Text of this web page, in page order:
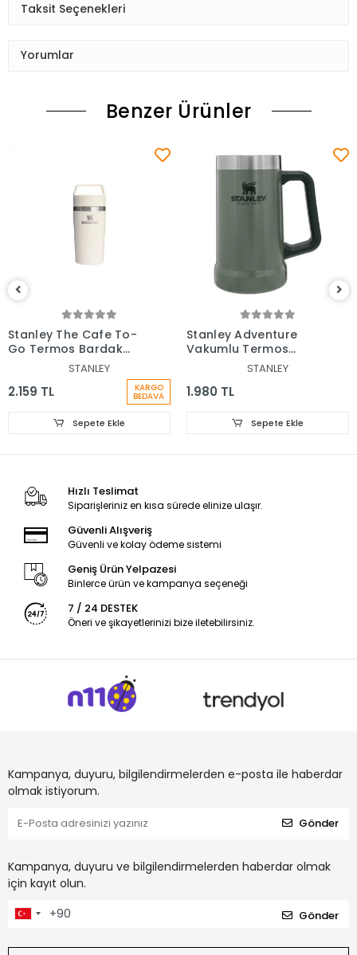
Taksit Seçenekleri
Yorumlar
Benzer Ürünler
Stanley The Cafe To-
Go Termos Bardak
STANLEY
2.159 TL KARGO
BEDAVA
Sepete Ekle
Stanley Adventure
Vakumlu Termos
Bardak 0.70 Lt
STANLEY
1.980 TL
Sepete Ekle
Hızlı Teslimat
Siparişleriniz en kısa sürede elinize ulaşır.
Güvenli Alışveriş
Güvenli ve kolay ödeme sistemi
Geniş Ürün Yelpazesi
Binlerce ürün ve kampanya seçeneği
7 / 24 DESTEK
Öneri ve şikayetlerinizi bize iletebilirsiniz.
Kampanya, duyuru, bilgilendirmelerden e-posta ile haberdar
olmak istiyorum.
Gönder
Kampanya, duyuru ve bilgilendirmelerden haberdar olmak
için kayıt olun.
Gönder